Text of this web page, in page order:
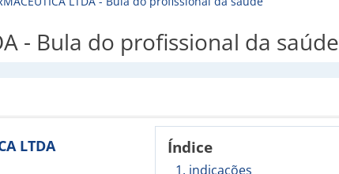
- Bula do profissional da saúde
Índice
1. indicações
LTDA